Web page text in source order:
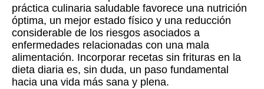
práctica culinaria saludable favorece una nutrición
óptima, un mejor estado físico y una reducción
considerable de los riesgos asociados a
enfermedades relacionadas con una mala
alimentación. Incorporar recetas sin frituras en la
dieta diaria es, sin duda, un paso fundamental
hacia una vida más sana y plena.